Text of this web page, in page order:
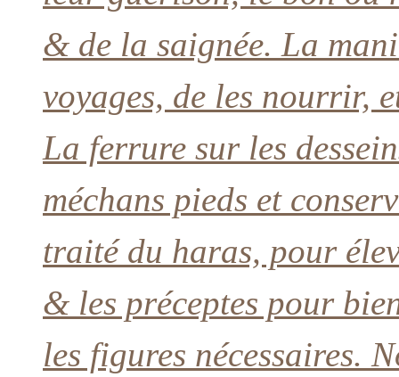
& de la saignée. La
voyages, de les nourrir,
La ferrure sur les
méchans pieds et
traité du haras, pour
& les préceptes pour
les figures nécessaires.